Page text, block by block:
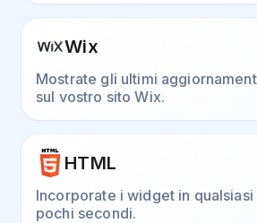
Wix
Mostrate gli ultimi
sul vostro sito Wix.
HTML
Incorporate i widget in qualsiasi
pochi secondi.